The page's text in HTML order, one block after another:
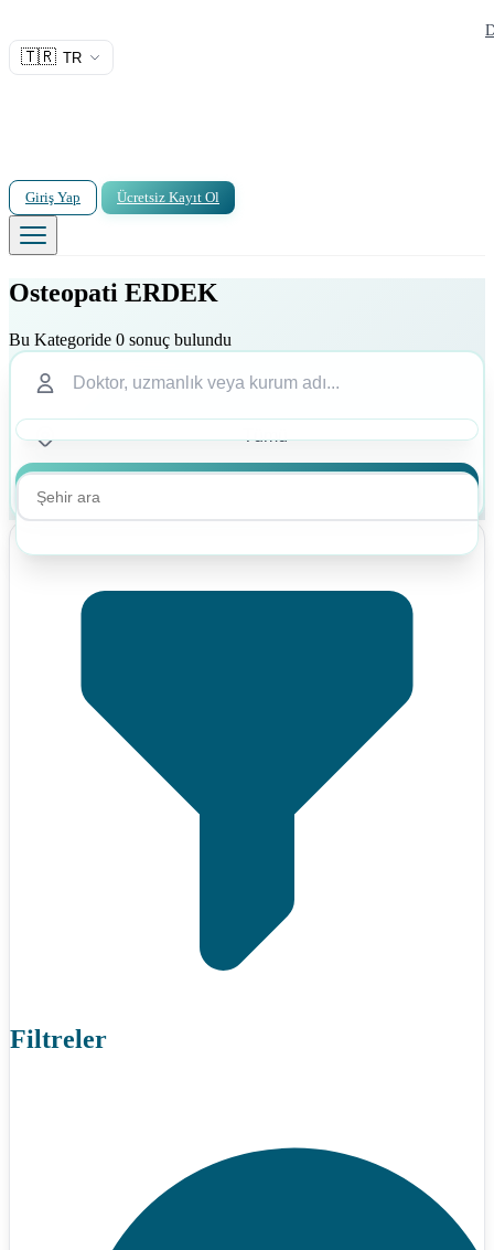
🇹🇷 TR
Giriş Yap Ücretsiz Kayıt Ol
Osteopati ERDEK
Bu Kategoride 0 sonuç bulundu
Filtreler